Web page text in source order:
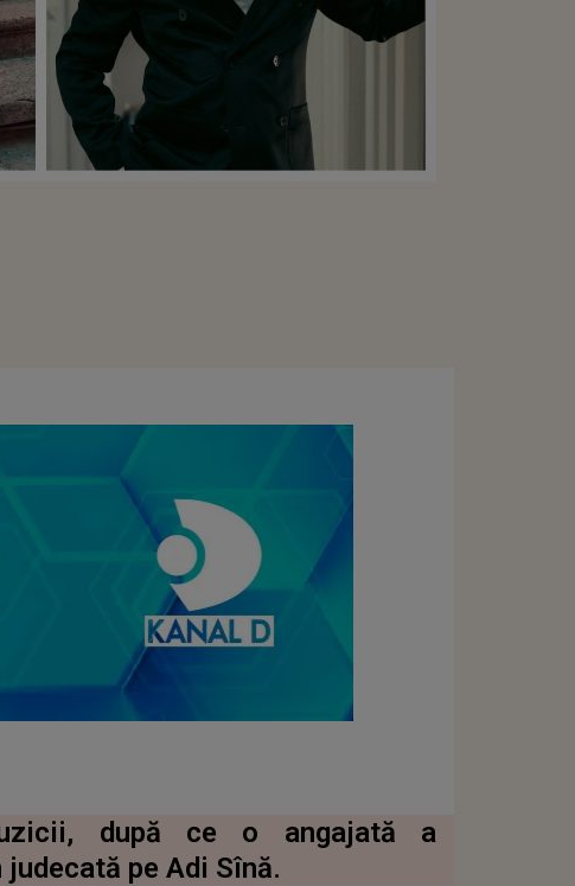
după ce o angajată a
pe Adi Sînă.